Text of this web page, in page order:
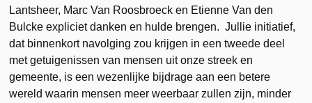
Lantsheer, Marc Van Roosbroeck en Etienne Van den
Bulcke expliciet danken en hulde brengen. Jullie initiatief,
dat binnenkort navolging zou krijgen in een tweede deel
met getuigenissen van mensen uit onze streek en
gemeente, is een wezenlijke bijdrage aan een betere
wereld waarin mensen meer weerbaar zullen zijn, minder